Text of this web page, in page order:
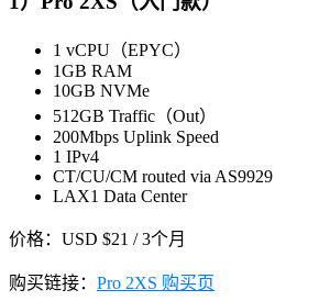
1 vCPU（EPYC）
1GB RAM
10GB NVMe
512GB Traffic（Out）
200Mbps Uplink Speed
1 IPv4
CT/CU/CM routed via AS9929
LAX1 Data Center
价格：USD $21 / 3个月
购买链接： Pro 2XS 购买页